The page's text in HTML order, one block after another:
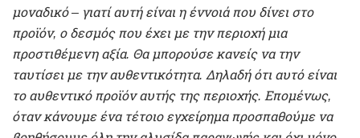
μοναδικό – γιατί αυτή είναι η έννοιά που δίνει στο
προϊόν, ο δεσμός που έχει με την περιοχή μια
προστιθέμενη αξία. Θα μπορούσε κανείς να την
ταυτίσει με την αυθεντικότητα. Δηλαδή ότι αυτό είναι
το αυθεντικό προϊόν αυτής της περιοχής. Επομένως,
όταν κάνουμε ένα τέτοιο εγχείρημα προσπαθούμε να